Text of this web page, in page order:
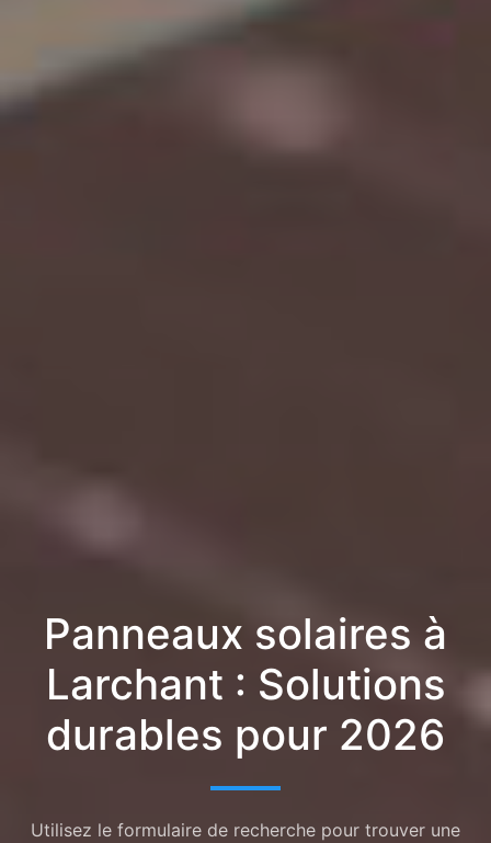
Panneaux solaires à
Larchant : Solutions
durables pour 2026
Utilisez le formulaire de recherche pour trouver une